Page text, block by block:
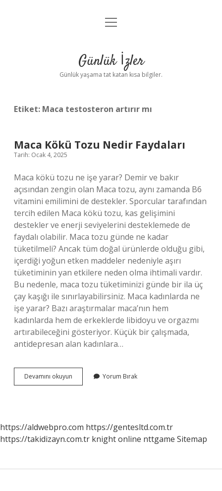
Anasayfa
Yasal Uyarı
menüyü
Günlük İzler
Günlük yaşama tat katan kısa bilgiler.
Etiket: Maca testosteron artırır mı
Maca Kökü Tozu Nedir Faydaları
Tarih: Ocak 4, 2025
Maca kökü tozu ne işe yarar? Demir ve bakır
açısından zengin olan Maca tozu, aynı zamanda B6
vitamini emilimini de destekler. Sporcular tarafından
tercih edilen Maca kökü tozu, kas gelişimini
destekler ve enerji seviyelerini desteklemede de
faydalı olabilir. Maca tozu günde ne kadar
tüketilmeli? Ancak tüm doğal ürünlerde olduğu gibi,
içerdiği yoğun etken maddeler nedeniyle aşırı
tüketiminin yan etkilere neden olma ihtimali vardır.
Bu nedenle, maca tozu tüketiminizi günde bir ila üç
çay kaşığı ile sınırlayabilirsiniz. Maca kadınlarda ne
işe yarar? Bazı araştırmalar maca’nın hem
kadınlarda hem de erkeklerde libidoyu ve orgazmı
artırabileceğini gösteriyor. Küçük bir çalışmada,
antidepresan alan kadınlara…
Devamını okuyun
Kökü
Yorum Bırak
https://aldwebpro.com https://gentesltd.com.tr
https://takidizayn.com.tr knight online nttgame Sitemap